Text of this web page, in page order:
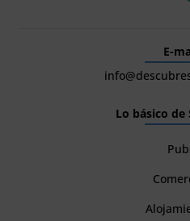
E-
Lo básico de